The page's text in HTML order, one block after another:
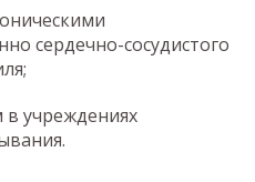
сердечно-сосудистого
учреждениях